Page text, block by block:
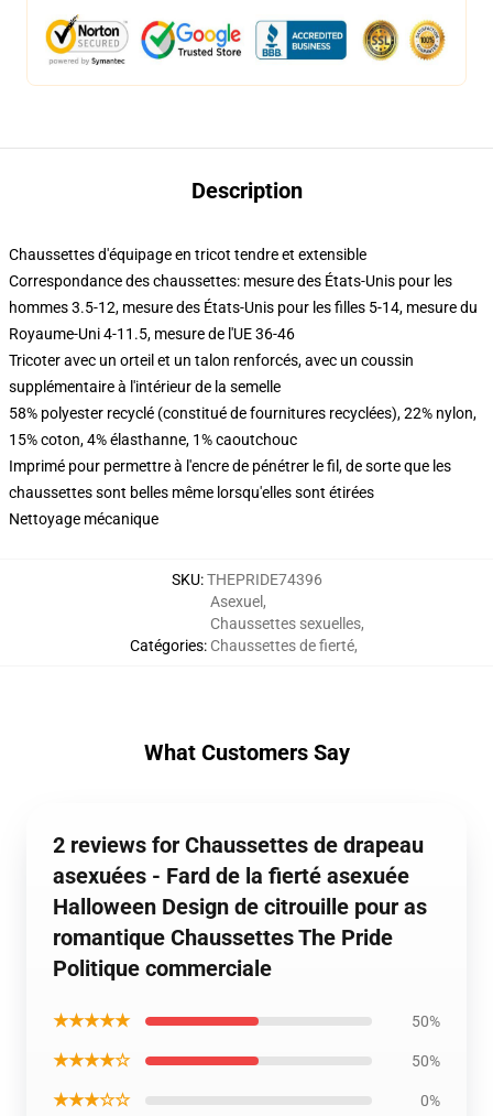
Description
Chaussettes d'équipage en tricot tendre et extensible
Correspondance des chaussettes: mesure des États-Unis pour les
hommes 3.5-12, mesure des États-Unis pour les filles 5-14, mesure du
Royaume-Uni 4-11.5, mesure de l'UE 36-46
Tricoter avec un orteil et un talon renforcés, avec un coussin
supplémentaire à l'intérieur de la semelle
58% polyester recyclé (constitué de fournitures recyclées), 22% nylon,
15% coton, 4% élasthanne, 1% caoutchouc
Imprimé pour permettre à l'encre de pénétrer le fil, de sorte que les
chaussettes sont belles même lorsqu'elles sont étirées
Nettoyage mécanique
SKU:THEPRIDE74396
Catégories:
Asexuel ,
Chaussettes sexuelles,
Chaussettes de fierté,
What Customers Say
2 reviews for Chaussettes de drapeau
asexuées - Fard de la fierté asexuée
Halloween Design de citrouille pour as
romantique Chaussettes The Pride
Politique commerciale
★★★★★ 50%
★★★★☆ 50%
★★★☆☆ 0%